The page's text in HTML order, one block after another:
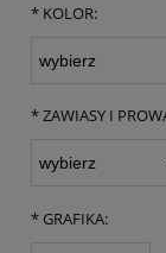
* KOLOR:
*ZAWIASY I
* GRAFIKA: